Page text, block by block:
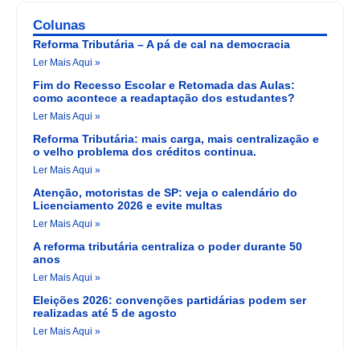
Colunas
Reforma Tributária – A pá de cal na democracia
Ler Mais Aqui »
Fim do Recesso Escolar e Retomada das Aulas:
como acontece a readaptação dos estudantes?
Ler Mais Aqui »
Reforma Tributária: mais carga, mais centralização e
o velho problema dos créditos continua.
Ler Mais Aqui »
Atenção, motoristas de SP: veja o calendário do
Licenciamento 2026 e evite multas
Ler Mais Aqui »
A reforma tributária centraliza o poder durante 50
anos
Ler Mais Aqui »
Eleições 2026: convenções partidárias podem ser
realizadas até 5 de agosto
Ler Mais Aqui »